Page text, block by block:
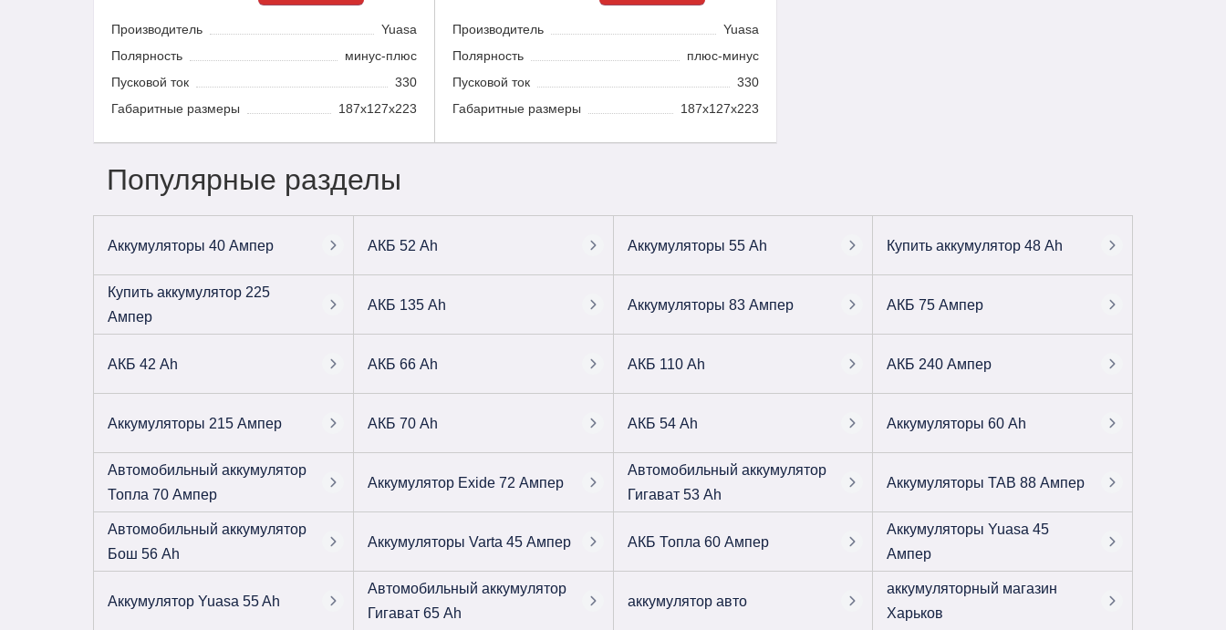
Производитель
Yuasa
Полярность
минус-плюс
Пусковой ток
330
Габаритные размеры
187x127x223
Производитель
Yuasa
Полярность
плюс-минус
Пусковой ток
330
Габаритные размеры
187x127x223
Популярные разделы
Аккумуляторы 40 Ампер АКБ 52 Ah Аккумуляторы 55 Ah Купить аккумулятор 48 Ah
Купить аккумулятор 225
Ампер
АКБ 135 Ah Аккумуляторы 83 Ампер АКБ 75 Ампер
АКБ 42 Ah АКБ 66 Ah АКБ 110 Ah АКБ 240 Ампер
Аккумуляторы 215 Ампер АКБ 70 Ah АКБ 54 Ah Аккумуляторы 60 Ah
Автомобильный аккумулятор
Топла 70 Ампер
Аккумулятор Exide 72 Ампер
Автомобильный аккумулятор
Гигават 53 Ah
Аккумуляторы TAB 88 Ампер
Автомобильный аккумулятор
Бош 56 Ah
Аккумуляторы Varta 45 Ампер АКБ Топла 60 Ампер
Аккумуляторы Yuasa 45
Ампер
Аккумулятор Yuasa 55 Ah
Автомобильный аккумулятор
Гигават 65 Ah
аккумулятор авто
аккумуляторный магазин
Харьков